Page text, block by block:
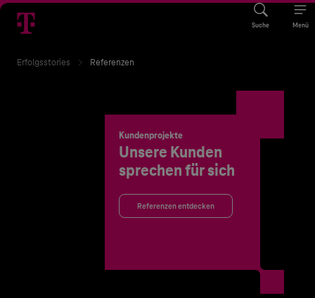
Suche Menü
Erfolgsstories Referenzen
Kundenprojekte
Unsere Kunden
sprechen für sich
Referenzen entdecken